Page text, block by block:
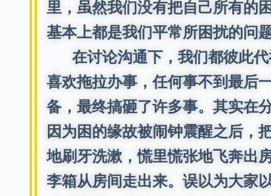
里，虽然我们没有把自己所有的
基本上都是我们平常所困扰的问
在讨论沟通下，我们都彼此代
喜欢拖拉办事，任何事不到最后
备，最终搞砸了许多事。其实在
因为困的缘故被闹钟震醒之后，
地刷牙洗漱，慌里慌张地飞奔出
李箱从房间走出来。误以为大家